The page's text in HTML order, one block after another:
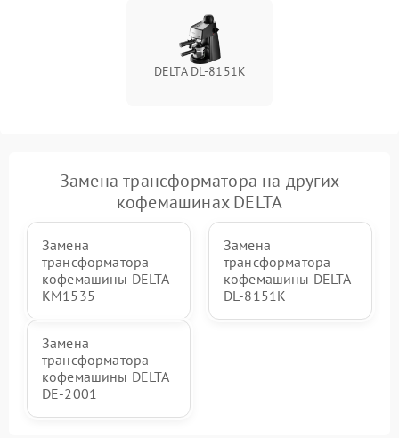
DELTA DL-8151K
Замена трансформатора на других
кофемашинах DELTA
Замена
трансформатора
кофемашины DELTA
KM1535
Замена
трансформатора
кофемашины DELTA
DL-8151K
Замена
трансформатора
кофемашины DELTA
DE-2001